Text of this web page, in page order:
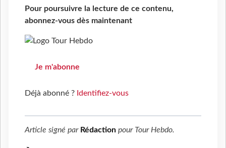
Pour poursuivre la lecture de ce contenu,
abonnez-vous dès maintenant
Je m'abonne
Déjà abonné ? Identifiez-vous
Article signé par Rédaction pour Tour Hebdo.